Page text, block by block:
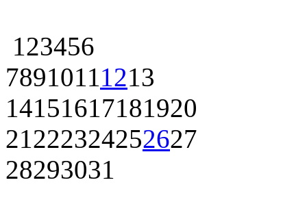
123456
78910111213
14151617181920
21222324252627
28293031